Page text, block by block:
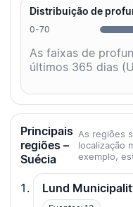
Distribuição de
0-70
As faixas de
últimos 365 dias
Principais
regiões –
Suécia
As regiões
localização
exemplo,
Lund